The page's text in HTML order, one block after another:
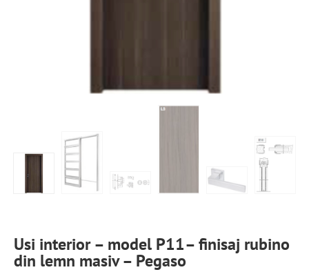
Usi interior – model P11– finisaj rubino
din lemn masiv – Pegaso